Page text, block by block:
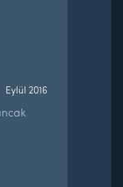
Eylül 2016